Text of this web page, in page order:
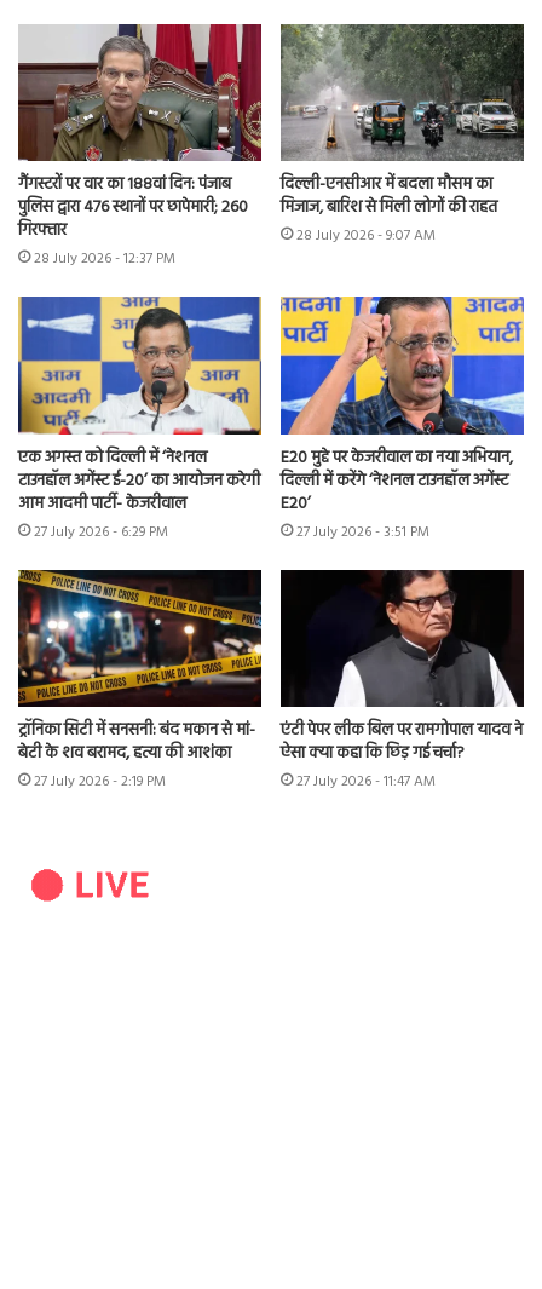
गैंगस्टरों पर वार का 188वां दिन: पंजाब
पुलिस द्वारा 476 स्थानों पर छापेमारी; 260
गिरफ्तार
28 July 2026 - 12:37 PM
दिल्ली-एनसीआर में बदला मौसम का
मिजाज, बारिश से मिली लोगों की राहत
28 July 2026 - 9:07 AM
एक अगस्त को दिल्ली में ‘नेशनल
टाउनहॉल अगेंस्ट ई-20’ का आयोजन करेगी
आम आदमी पार्टी- केजरीवाल
27 July 2026 - 6:29 PM
E20 मुद्दे पर केजरीवाल का नया अभियान,
दिल्ली में करेंगे ‘नेशनल टाउनहॉल अगेंस्ट
E20’
27 July 2026 - 3:51 PM
ट्रॉनिका सिटी में सनसनी: बंद मकान से मां-
बेटी के शव बरामद, हत्या की आशंका
27 July 2026 - 2:19 PM
एंटी पेपर लीक बिल पर रामगोपाल यादव ने
ऐसा क्या कहा कि छिड़ गई चर्चा?
27 July 2026 - 11:47 AM